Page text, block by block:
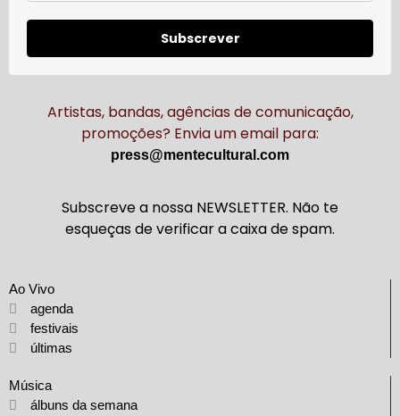
Subscrever
Artistas, bandas, agências de comunicação,
promoções? Envia um email para:
press@mentecultural.com
Subscreve a nossa NEWSLETTER. Não te
esqueças de verificar a caixa de spam.
Ao Vivo
agenda
festivais
últimas
Música
álbuns da semana